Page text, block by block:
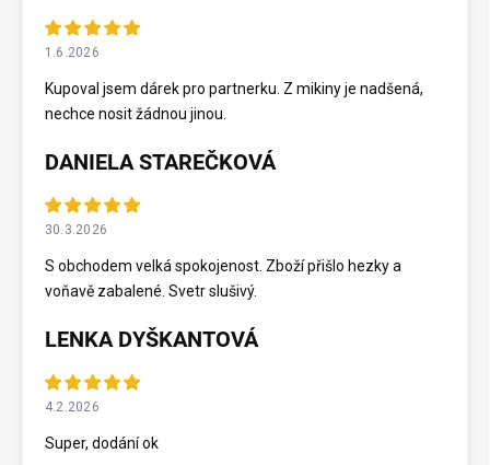
1.6.2026
Kupoval jsem dárek pro partnerku. Z mikiny je nadšená,
nechce nosit žádnou jinou.
DANIELA STAREČKOVÁ
30.3.2026
S obchodem velká spokojenost. Zboží přišlo hezky a
voňavě zabalené. Svetr slušivý.
LENKA DYŠKANTOVÁ
4.2.2026
Super, dodání ok